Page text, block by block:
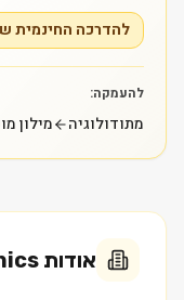
להדרכה החינמית של 90 דקות במכללת
להעמקה:
מתודולוגיה מילון
אודות